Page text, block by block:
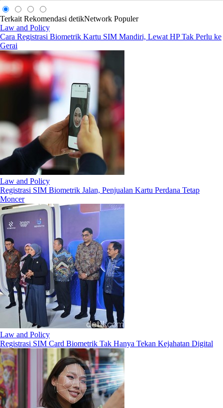
Terkait Rekomendasi detikNetwork Populer
Law and Policy
Cara Registrasi Biometrik Kartu SIM Mandiri, Lewat HP Tak Perlu ke
Gerai
Law and Policy
Registrasi SIM Biometrik Jalan, Penjualan Kartu Perdana Tetap
Moncer
Law and Policy
Registrasi SIM Card Biometrik Tak Hanya Tekan Kejahatan Digital